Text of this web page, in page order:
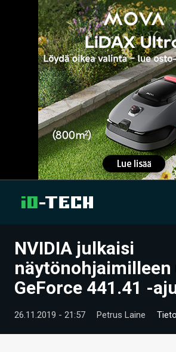
UUTISET
ARTIKKELIT
VIDEOT
TECHBBS
NVIDIA julkaisi
näytönohjaimilleen
GeForce 441.41 -
26.11.2019 - 21:57 Petrus Laine